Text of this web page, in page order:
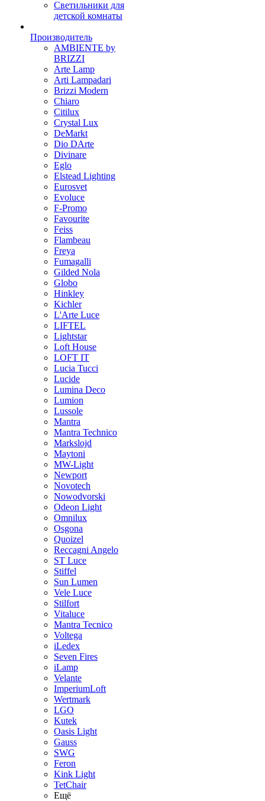
Светильники для
детской комнаты
Производитель
AMBIENTE by
BRIZZI
Arte Lamp
Arti Lampadari
Brizzi Modern
Chiaro
Citilux
Crystal Lux
DeMarkt
Dio DArte
Divinare
Eglo
Elstead Lighting
Eurosvet
Evoluce
F-Promo
Favourite
Feiss
Flambeau
Freya
Fumagalli
Gilded Nola
Globo
Hinkley
Kichler
L'Arte Luce
LIFTEL
Lightstar
Loft House
LOFT IT
Lucia Tucci
Lucide
Lumina Deco
Lumion
Lussole
Mantra
Mantra Technico
Markslojd
Maytoni
MW-Light
Newport
Novotech
Nowodvorski
Odeon Light
Omnilux
Osgona
Quoizel
Reccagni Angelo
ST Luce
Stiffel
Sun Lumen
Vele Luce
Stilfort
Vitaluce
Mantra Tecnico
Voltega
iLedex
Seven Fires
iLamp
Velante
ImperiumLoft
Wertmark
LGO
Kutek
Oasis Light
Gauss
SWG
Feron
Kink Light
TetСhair
Ещё